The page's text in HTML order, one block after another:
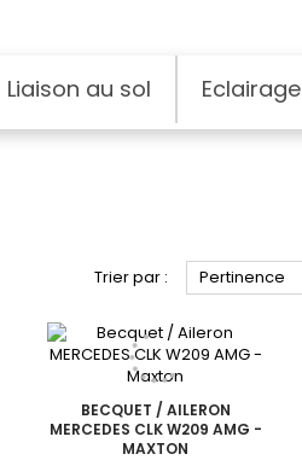
Liaison au sol Eclairage
Trier par : Pertinence
BECQUET / AILERON
MERCEDES CLK W209 AMG -
MAXTON